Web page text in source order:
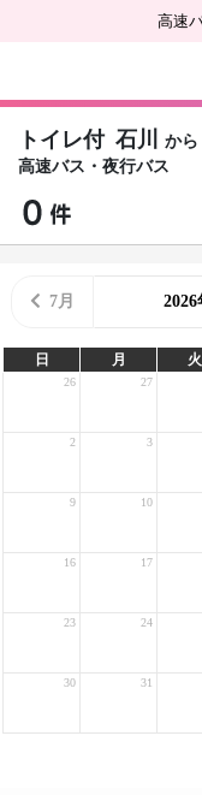
高速
トイレ付 石川 から
高速バス・夜行バス
7月
日 月 火
26 27
2 3
9 10
16 17
23 24
30 31